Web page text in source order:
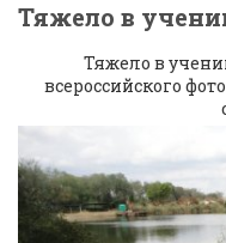
Тяжело в
Тяжело в
всероссийского